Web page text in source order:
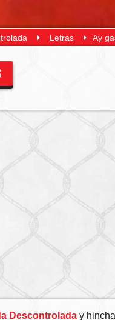
Letras Ay
Descontrolada y